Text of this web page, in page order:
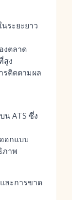
ระยะยาว
งตลาด
สูง
รติดตามผล
น ATS ซึ่ง
อกแบบ
ภาพ
ละการขาด